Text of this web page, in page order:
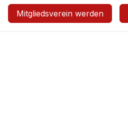
Mitgliedsverein werden